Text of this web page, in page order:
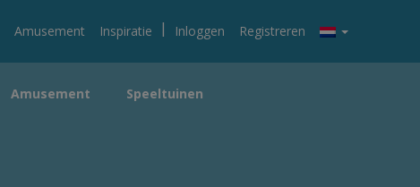
Amusement Inspiratie | Inloggen Registreren
Amusement
Speeltuinen